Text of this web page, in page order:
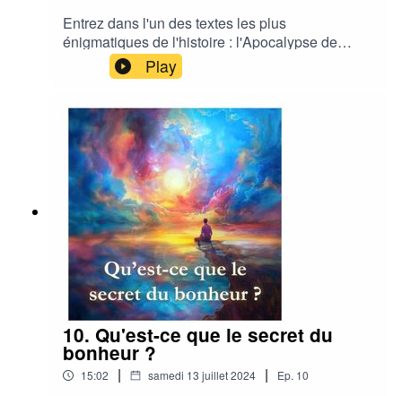
Entrez dans l'un des textes les plus
énigmatiques de l'histoire : l'Apocalypse de
Jean. Découvrez une interprétation ésotérique
inédite révélant les secrets du Grand-Oeuvre,
l'Agartha. Une aventure initiatique où chaque
mot porte une clé vers la transformation
intérieure.
Play
10. Qu'est-ce que le secret du
bonheur ?
15:02 | samedi 13 juillet 2024 | Ep. 10